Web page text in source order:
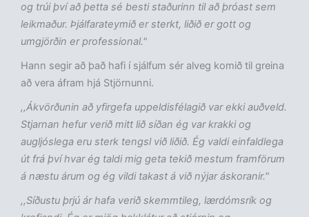
og trúi því að þetta sé besti staðurinn til að þróast sem
leikmaður. Þjálfarateymið er sterkt, liðið er gott og
umgjörðin er professional."
Hann segir að það hafi í sjálfum sér alveg komið til greina
að vera áfram hjá Stjörnunni.
,,Ákvörðunin að yfirgefa uppeldisfélagið var ekki auðveld.
Stjarnan hefur verið mitt lið síðan ég var krakki og
augljóslega eru sterk tengsl við liðið. Ég valdi einfaldlega
út frá því hvar ég taldi mig geta tekið mestum framförum
á næstu árum og ég vildi takast á við nýjar áskoranir."
,,Síðustu þrjú ár hafa verið skemmtileg, lærdómsrík og